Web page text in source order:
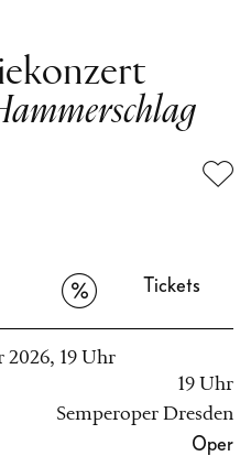
Tickets
2026, 19 Uhr
19 Uhr
Semperoper Dresden
Oper